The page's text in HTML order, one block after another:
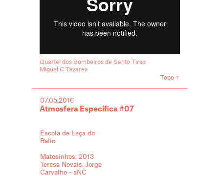
Quartel dos Bombeiros de Santo Tirso
Miguel C Tavares
Topo
07.05.2016
Atmosfera Específica #07
Escola de Leça do
Balio
Matosinhos, 2013
Teresa Novais, Jorge
Carvalho - aNC